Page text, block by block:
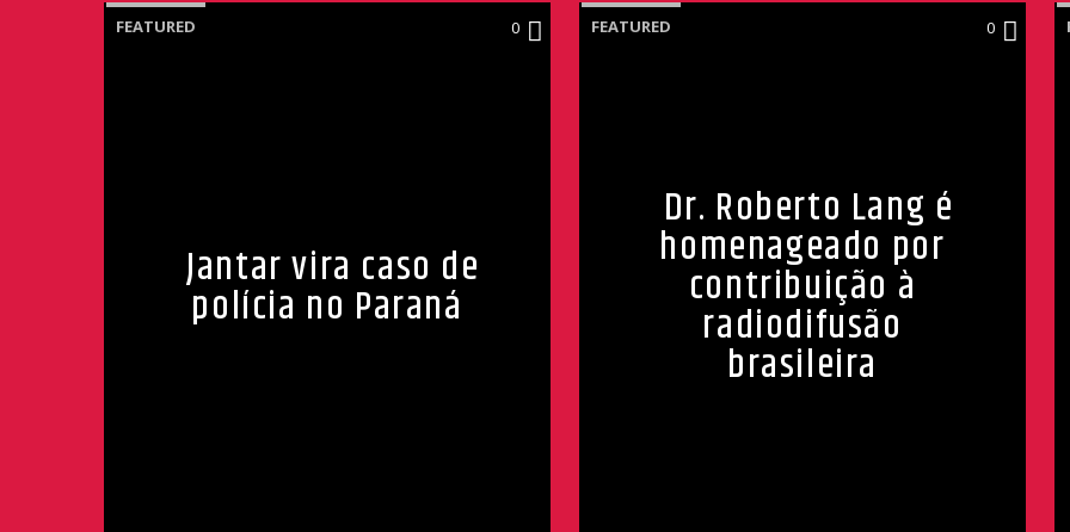
FEATURED 0
Jantar vira caso de
polícia no Paraná
FEATURED 0
Dr. Roberto Lang é
homenageado por
contribuição à
radiodifusão
brasileira